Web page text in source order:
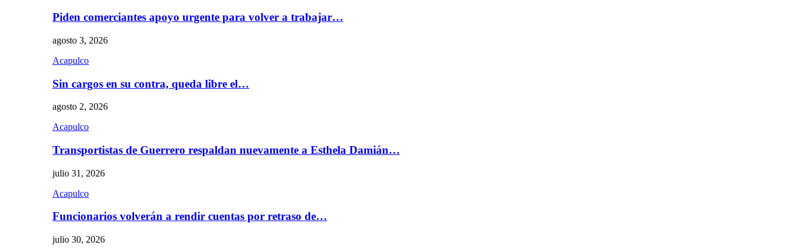
Piden comerciantes apoyo urgente para volver a trabajar…
agosto 3, 2026
Acapulco
Sin cargos en su contra, queda libre el…
agosto 2, 2026
Acapulco
Transportistas de Guerrero respaldan nuevamente a Esthela Damián…
julio 31, 2026
Acapulco
Funcionarios volverán a rendir cuentas por retraso de…
julio 30, 2026